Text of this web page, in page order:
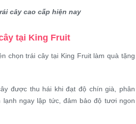
cây cao cấp hiện nay
tại King Fruit
chọn trái cây tại King Fruit làm quà tặng
được thu hái khi đạt độ chín già, phân
lạnh ngay lập tức, đảm bảo độ tươi ngon